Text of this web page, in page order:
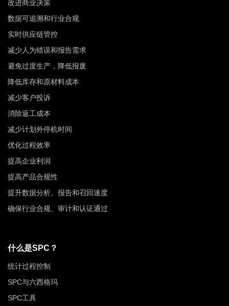
改进商业决策
数据可追溯和行业合规
实时供应链管控
减少人为错误和报告需求
避免过度生产，降低报废
降低库存和原材料成本
减少客户投诉
消除返工成本
减少计划外停机时间
优化过程效率
提高企业利润
提高产品合规性
提升数据分析、报告和召回速度
确保行业合规、审计和认证通过
什么是SPC？
统计过程控制
SPC与六西格玛
SPC工具